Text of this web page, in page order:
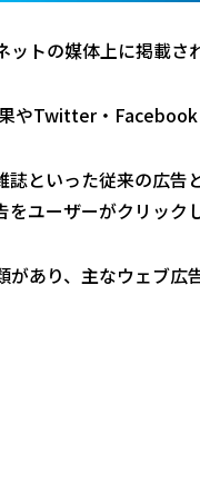
トの媒体上に掲載さ
やTwitter・Facebook
誌といった従来の広
をユーザーがクリック
あり、主なウェブ広